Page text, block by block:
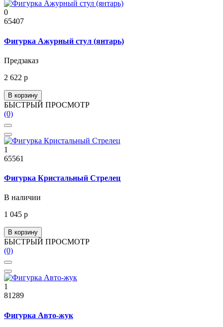
0
65407
Фигурка Ажурный стул (янтарь)
Предзаказ
2 622 р
В корзину
БЫСТРЫЙ ПРОСМОТР
(0)
1
65561
Фигурка Кристальный Стрелец
В наличии
1 045 р
В корзину
БЫСТРЫЙ ПРОСМОТР
(0)
1
81289
Фигурка Авто-жук